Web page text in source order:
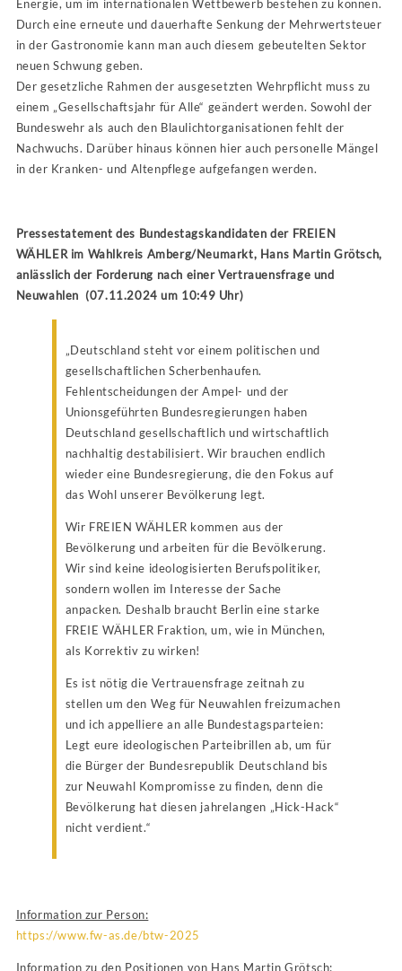
Energie, um im internationalen Wettbewerb bestehen zu können.
Durch eine erneute und dauerhafte Senkung der Mehrwertsteuer
in der Gastronomie kann man auch diesem gebeutelten Sektor
neuen Schwung geben.
Der gesetzliche Rahmen der ausgesetzten Wehrpflicht muss zu
einem „Gesellschaftsjahr für Alle“ geändert werden. Sowohl der
Bundeswehr als auch den Blaulichtorganisationen fehlt der
Nachwuchs. Darüber hinaus können hier auch personelle Mängel
in der Kranken- und Altenpflege aufgefangen werden.
Pressestatement des Bundestagskandidaten der FREIEN
WÄHLER im Wahlkreis Amberg/Neumarkt, Hans Martin Grötsch,
anlässlich der Forderung nach einer Vertrauensfrage und
Neuwahlen (07.11.2024 um 10:49 Uhr)
„Deutschland steht vor einem politischen und
gesellschaftlichen Scherbenhaufen.
Fehlentscheidungen der Ampel- und der
Unionsgeführten Bundesregierungen haben
Deutschland gesellschaftlich und wirtschaftlich
nachhaltig destabilisiert. Wir brauchen endlich
wieder eine Bundesregierung, die den Fokus auf
das Wohl unserer Bevölkerung legt.
Wir FREIEN WÄHLER kommen aus der
Bevölkerung und arbeiten für die Bevölkerung.
Wir sind keine ideologisierten Berufspolitiker,
sondern wollen im Interesse der Sache
anpacken. Deshalb braucht Berlin eine starke
FREIE WÄHLER Fraktion, um, wie in München,
als Korrektiv zu wirken!
Es ist nötig die Vertrauensfrage zeitnah zu
stellen um den Weg für Neuwahlen freizumachen
und ich appelliere an alle Bundestagsparteien:
Legt eure ideologischen Parteibrillen ab, um für
die Bürger der Bundesrepublik Deutschland bis
zur Neuwahl Kompromisse zu finden, denn die
Bevölkerung hat diesen jahrelangen „Hick-Hack“
nicht verdient.“
Information zur Person:
https://www.fw-as.de/btw-2025
Information zu den Positionen von Hans Martin Grötsch: